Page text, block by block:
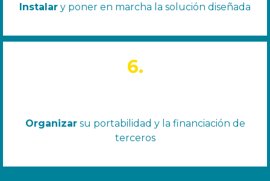
Instalar y poner en marcha la solución diseñada
6.
Organizarsu portabilidad y la financiación de
terceros